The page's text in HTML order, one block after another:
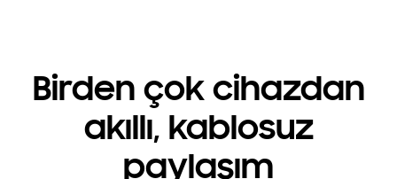
Birden çok cihazdan
akıllı, kablosuz
paylaşım